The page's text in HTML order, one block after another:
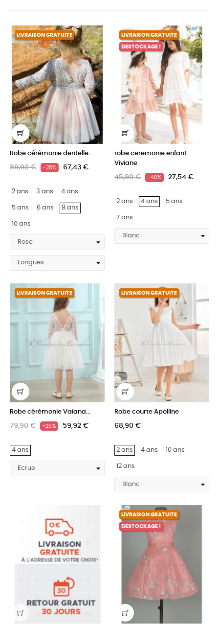
LIVRAISON GRATUITE
Robe cérémonie dentelle...
89,90 € -25% 67,43 €
2 ans 3 ans 4 ans
5 ans 6 ans 8 ans
10 ans
LIVRAISON GRATUITE
DESTOCKAGE !
robe ceremonie enfant
Viviane
45,90 € -40% 27,54 €
2 ans 4 ans 5 ans
7 ans
LIVRAISON GRATUITE
Robe cérémonie Vaiana...
79,90 € -25% 59,92 €
4 ans
LIVRAISON GRATUITE
Robe courte Apolline
68,90 €
2 ans 4 ans 10 ans
12 ans
LIVRAISON GRATUITE
DESTOCKAGE !